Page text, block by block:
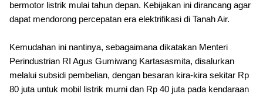
bermotor listrik mulai tahun depan. Kebijakan ini dirancang agar
dapat mendorong percepatan era elektrifikasi di Tanah Air.
Kemudahan ini nantinya, sebagaimana dikatakan Menteri
Perindustrian RI Agus Gumiwang Kartasasmita, disalurkan
melalui subsidi pembelian, dengan besaran kira-kira sekitar Rp
80 juta untuk mobil listrik murni dan Rp 40 juta pada kendaraan